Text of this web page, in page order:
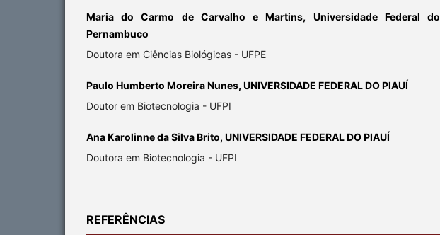
Maria do Carmo de Carvalho e Martins, Universidade Federal do
Pernambuco
Doutora em Ciências Biológicas - UFPE
Paulo Humberto Moreira Nunes, UNIVERSIDADE FEDERAL DO PIAUÍ
Doutor em Biotecnologia - UFPI
Ana Karolinne da Silva Brito, UNIVERSIDADE FEDERAL DO PIAUÍ
Doutora em Biotecnologia - UFPI
REFERÊNCIAS